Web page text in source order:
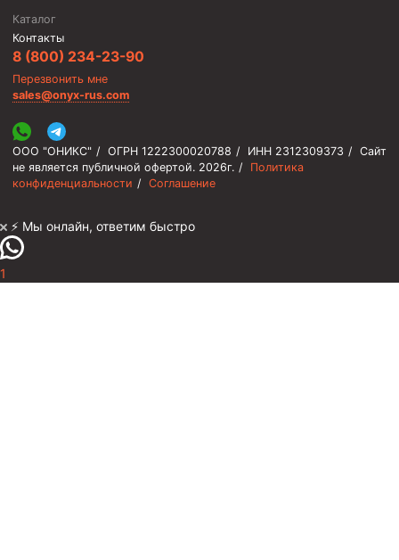
Каталог
Контакты
8 (800) 234-23-90
Перезвонить мне
sales@onyx-rus.com
ООО "ОНИКС" / ОГРН 1222300020788 / ИНН 2312309373 / Сайт
не является публичной офертой. 2026г. /
Политика
конфиденциальности / Соглашение
⚡️ Мы онлайн, ответим быстро
1